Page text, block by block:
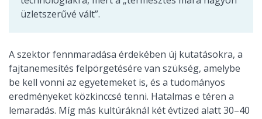
üzletszerűvé vált”.
A szektor fennmaradása érdekében új kutatásokra, a
fajtanemesítés felpörgetésére van szükség, amelybe
be kell vonni az egyetemeket is, és a tudományos
eredményeket közkinccsé tenni. Hatalmas e téren a
lemaradás. Míg más kultúráknál két évtized alatt 30–40